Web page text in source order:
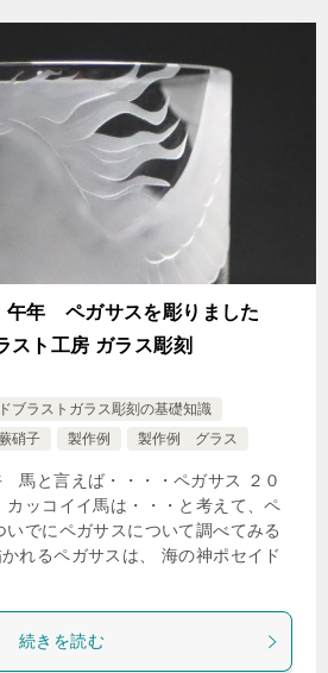
午年 ペガサスを彫りました
スト工房 ガラス彫刻
ブラストガラス彫刻の基礎知識
硝子 製作例 製作例 グラス
馬と言えば・・・・ペガサス ２０
カッコイイ馬は・・・と考えて、ペ
でにペガサスについて調べてみる
れるペガサスは、 海の神ポセイド
続きを読む